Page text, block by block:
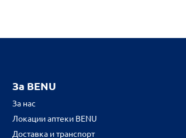
За BENU
За нас
Локации аптеки BENU
Доставка и транспорт